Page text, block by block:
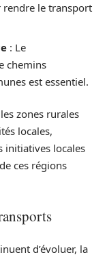
rendre le transport
: Le
chemins
est essentiel.
zones rurales
locales,
initiatives locales
ces régions
d’évoluer, la